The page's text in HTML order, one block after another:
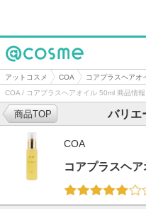
@cosme
アットコスメ COA コアプラスヘアオ
COA / コアプラスヘアオイル 50ml 商品情報
バリエ
商品TOP
COA
コアプラスヘ